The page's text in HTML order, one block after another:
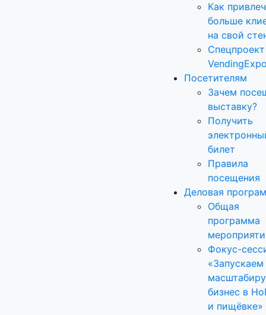
Как
больше
на свой
Спецпроект
Посетителям
Зачем
выставку?
Получить
билет
Правила
посещения
Деловая
Общая
программа
Фокус-
бизнес в
и пищёвке»